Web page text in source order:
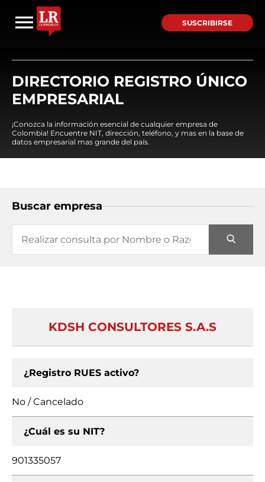
SUSCRIBIRSE
DIRECTORIO REGISTRO ÚNICO
EMPRESARIAL
¡Conozca la información esencial de cualquier empresa de
Colombia! Encuentre NIT, dirección, teléfono, y mas en la base de
datos empresarial mas grande del país.
Buscar empresa
KDSH CONSULTORES S.A.S
¿Registro RUES activo?
No / Cancelado
¿Cuál es su NIT?
901335057